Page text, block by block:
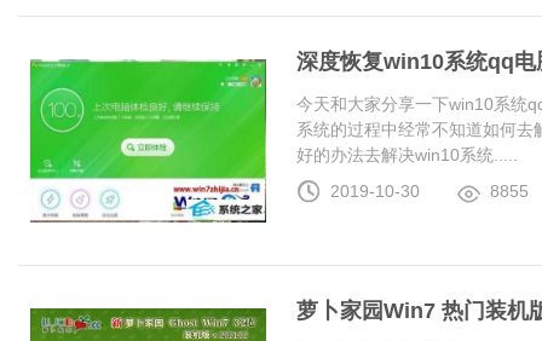
深度恢复win10系统qq
今天和大家分享一下win10系统
系统的过程中经常不知道如何
好的办法去解决win10系统.....
2019-10-30
8855
萝卜家园Win7 热门装机